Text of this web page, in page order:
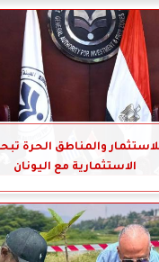
والمناطق الحرة
الاستثمارية مع اليونان